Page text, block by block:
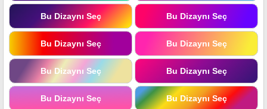
Bu Dizaynı Seç Bu Dizaynı Seç
Bu Dizaynı Seç Bu Dizaynı Seç
Bu Dizaynı Seç Bu Dizaynı Seç
Bu Dizaynı Seç Bu Dizaynı Seç